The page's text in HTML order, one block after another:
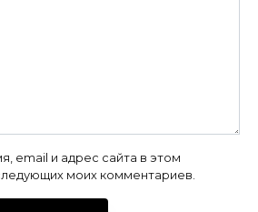
email и адрес сайта в этом
моих комментариев.